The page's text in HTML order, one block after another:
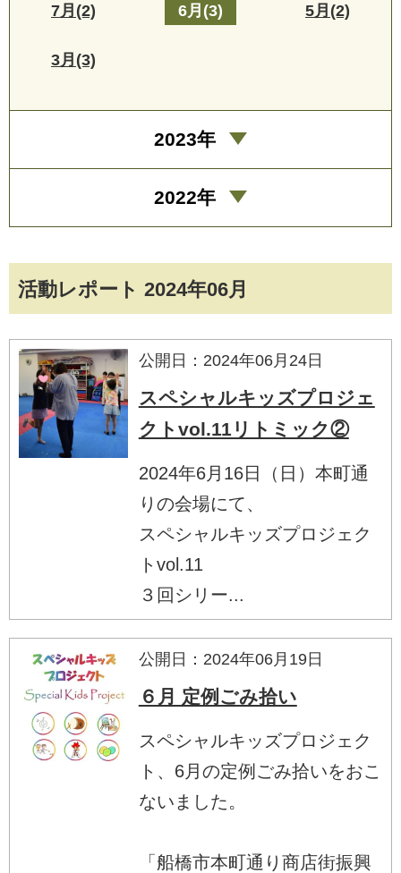
活動レポート 2024年06月
公開日：2024年06月24日
スペシャルキッズプロジェ
クトvol.11リトミック②
2024年6月16日（日）本町通
りの会場にて、
スペシャルキッズプロジェク
トvol.11
３回シリー...
公開日：2024年06月19日
６月 定例ごみ拾い
スペシャルキッズプロジェク
ト、6月の定例ごみ拾いをおこ
ないました。
「船橋市本町通り商店街振興
7月(2) 6月(3) 5月(2)
3月(3)
2023年
2022年